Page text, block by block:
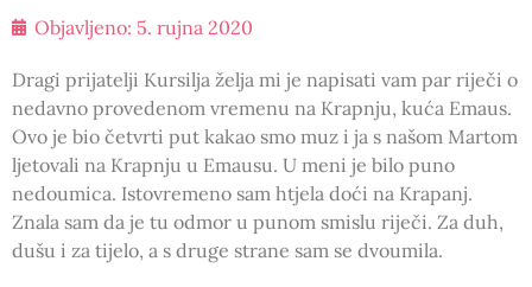
Objavljeno: 5. rujna 2020
Dragi prijatelji Kursilja želja mi je napisati vam par riječi o
nedavno provedenom vremenu na Krapnju, kuća Emaus.
Ovo je bio četvrti put kakao smo muz i ja s našom Martom
ljetovali na Krapnju u Emausu. U meni je bilo puno
nedoumica. Istovremeno sam htjela doći na Krapanj.
Znala sam da je tu odmor u punom smislu riječi. Za duh,
dušu i za tijelo, a s druge strane sam se dvoumila.